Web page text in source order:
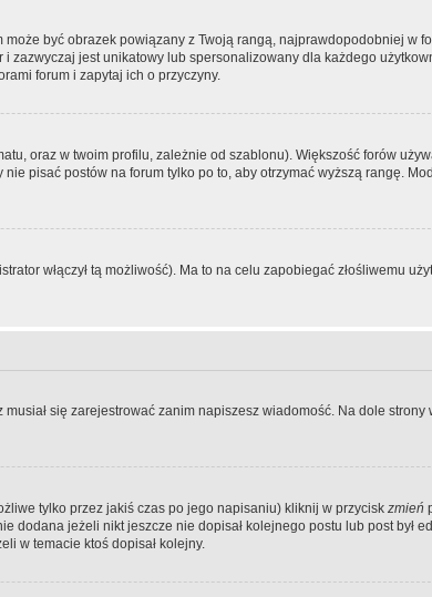
być obrazek powiązany z Twoją rangą, najprawdopodobniej w
zazwyczaj jest unikatowy lub spersonalizowany dla każdego
forum i zapytaj ich o przyczyny.
oraz w twoim profilu, zależnie od szablonu). Większość forów
pisać postów na forum tylko po to, aby otrzymać wyższą rangę.
włączył tą możliwość). Ma to na celu zapobiegać złośliwemu
się zarejestrować zanim napiszesz wiadomość. Na dole
tylko przez jakiś czas po jego napisaniu) kliknij w przycisk zmień
jeżeli nikt jeszcze nie dopisał kolejnego postu lub post był
w temacie ktoś dopisał kolejny.